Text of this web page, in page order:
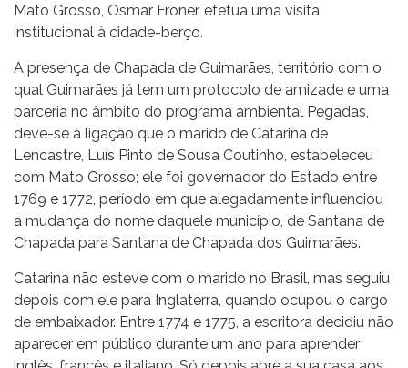
Mato Grosso, Osmar Froner, efetua uma visita
institucional à cidade-berço.
A presença de Chapada de Guimarães, território com o
qual Guimarães já tem um protocolo de amizade e uma
parceria no âmbito do programa ambiental Pegadas,
deve-se à ligação que o marido de Catarina de
Lencastre, Luís Pinto de Sousa Coutinho, estabeleceu
com Mato Grosso; ele foi governador do Estado entre
1769 e 1772, período em que alegadamente influenciou
a mudança do nome daquele município, de Santana de
Chapada para Santana de Chapada dos Guimarães.
Catarina não esteve com o marido no Brasil, mas seguiu
depois com ele para Inglaterra, quando ocupou o cargo
de embaixador. Entre 1774 e 1775, a escritora decidiu não
aparecer em público durante um ano para aprender